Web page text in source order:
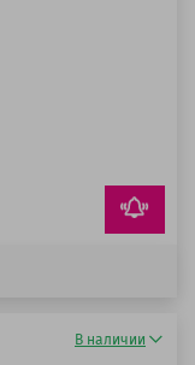
В наличии